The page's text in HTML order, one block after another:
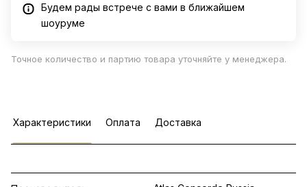
Будем рады встрече с вами в ближайшем
шоуруме
Точное количество и партию товара уточняйте у менеджера.
Характеристики Оплата Доставка